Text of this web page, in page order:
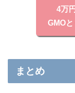
4万
GMO
まとめ